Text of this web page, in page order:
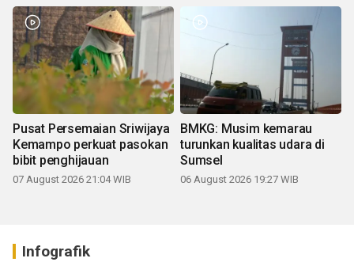
Pusat Persemaian Sriwijaya
Kemampo perkuat pasokan
bibit penghijauan
07 August 2026 21:04 WIB
BMKG: Musim kemarau
turunkan kualitas udara di
Sumsel
06 August 2026 19:27 WIB
Infografik